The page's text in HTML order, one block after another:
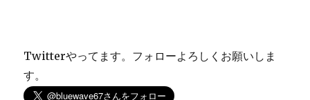
Twitterやってます。フォローよろしくお願いしま
す。